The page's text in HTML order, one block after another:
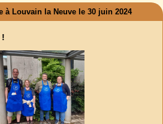
à Louvain la Neuve le 30 juin 2024
!